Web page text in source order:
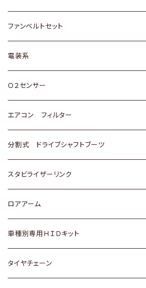
スバル
日野
マツダ
三菱
スバル
マツダ
ダイハツ
マツダ
三菱
スバル
スズキ
日産
ダイハツ
マツダ
三菱
スバル
トヨタ
スズキ
ダイハツ
三菱
スバル
ファンベルトセット
トヨタ
ホンダ
スズキ
日産
いすゞ
ダイハツ
マツダ
三菱
電装系
Ｏ２センサー
トヨタ
ホンダ
スズキ
日産
ダイハツ
マツダ
エアコン フィルター
トヨタ
ホンダ
スズキ
日産
いすゞ
分割式 ドライブシャフトブーツ
トヨタ
ホンダ
スズキ
日産
スタビライザーリンク
トヨタ
ホンダ
スズキ
ロアアーム
ホンダ
スズキ
車種別専用ＨＩＤキット
トヨタ
タイヤチェーン